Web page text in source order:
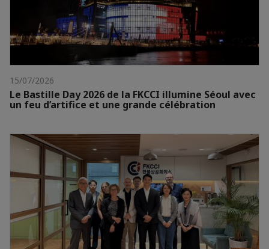
15/07/2026
Le Bastille Day 2026 de la FKCCI illumine Séoul avec
un feu d’artifice et une grande célébration